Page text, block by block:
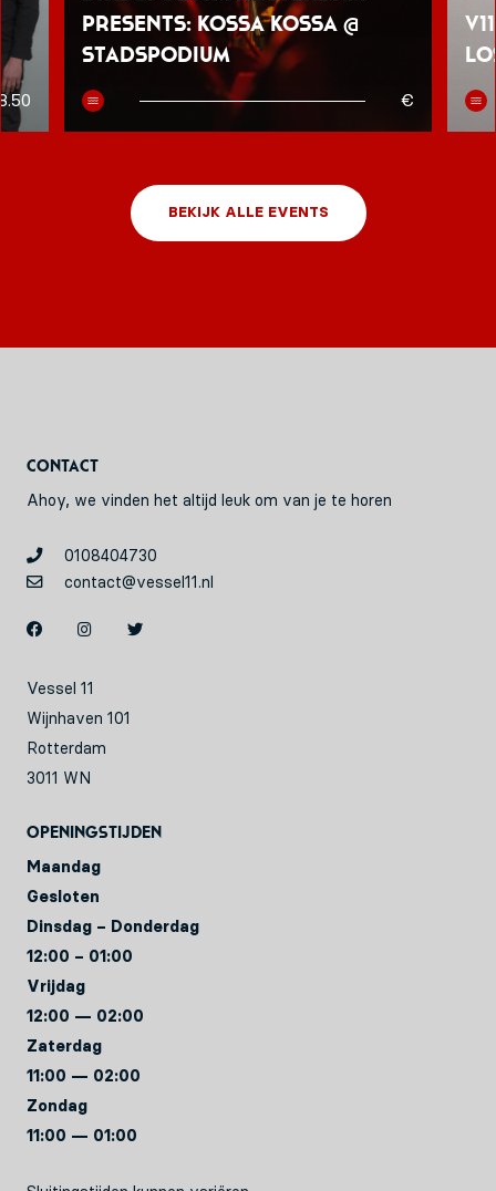
presents: Kossa Kossa @
Stadspodium
€
BEKIJK ALLE EVENTS
Contact
Ahoy, we vinden het altijd leuk om van je te horen
0108404730
contact@vessel11.nl
Vessel 11
Wijnhaven 101
Rotterdam
3011 WN
Openingstijden
Maandag
Gesloten
Dinsdag – Donderdag
12:00 – 01:00
Vrijdag
12:00 — 02:00
Zaterdag
11:00 — 02:00
Zondag
11:00 — 01:00